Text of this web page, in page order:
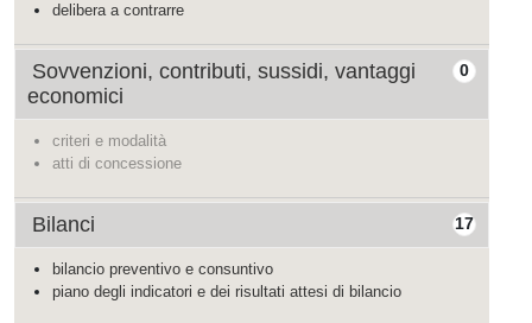
delibera a contrarre
0
Sovvenzioni, contributi, sussidi, vantaggi
economici
criteri e modalità
atti di concessione
17
Bilanci
bilancio preventivo e consuntivo
piano degli indicatori e dei risultati attesi di bilancio